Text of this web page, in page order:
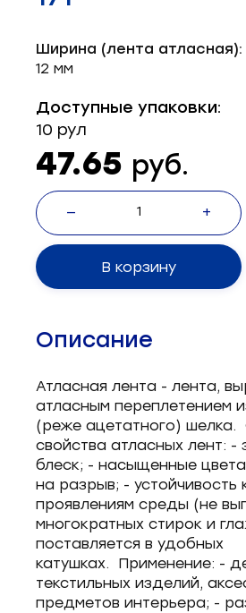
Запчасти: иглы
Установочное оборудование
Ширина (лента атласная):
12 мм
Доступные упаковки:
10 рул
47.65 руб.
— +
В корзину
Описание
Атласная лента - лента,
атласным переплетением
(реже ацетатного) шелка.
свойства атласных лент: -
блеск; - насыщенные
на разрыв; - устойчивость
проявлениям среды (не
многократных стирок и
поставляется в удобных
катушках. Применение: -
текстильных изделий,
предметов интерьера; -